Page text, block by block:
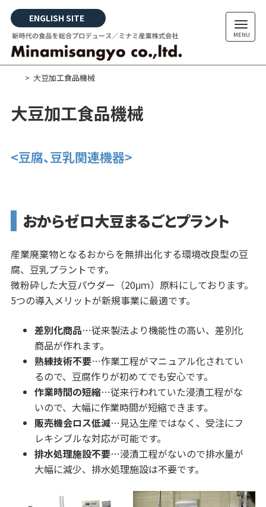
Skip
content
ENGLISH SITE
大豆加工食品機械
大豆加工食品機械
<豆腐、豆乳関連機器>
おからゼロ大豆まるごとプラント
産業廃棄物となるおからを無排出化する環境改良型の豆
腐、豆乳プラントです。
微粉砕した大豆パウダー（20μｍ）原料にしております。
5つの導入メリットが新規事業に最適です。
差別化商品…従来製法より機能性の高い、差別化
商品が作れます。
熟練技術不要…作業工程がマニュアル化されてい
るので、豆腐作りが初めてでも安心です。
作業時間の短縮…従来行われていた浸漬工程がな
いので、大幅に作業時間が短縮できます。
販売機会ロス低減…見込生産ではなく、受注にフ
レキシブルな対応が可能です。
排水処理施設不要…浸漬工程がないので排水量が
大幅に減少、排水処理施設は不要です。